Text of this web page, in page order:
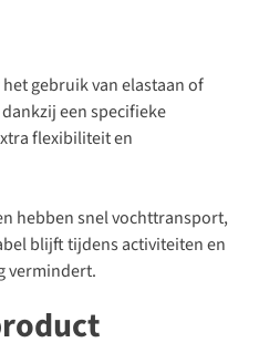
gebruik van elastaan of
een specifieke
flexibiliteit en
hebben snel vochttransport,
blijft tijdens activiteiten en
vermindert.